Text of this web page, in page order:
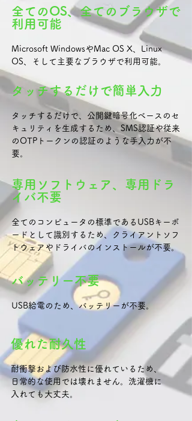
全てのOS、全てのブラウザで
利用可能
Microsoft WindowsやMac OS X、Linux
OS、そして主要なブラウザで利用可能。
タッチするだけで簡単入力
タッチするだけで、公開鍵暗号化ベースのセ
キュリティを生成するため、SMS認証や従来
のOTPトークンの認証のような手入力が不
要。
専用ソフトウェア、専用ドラ
イバ不要
全てのコンピュータの標準であるUSBキーボ
ードとして識別するため、クライアントソフ
トウェアやドライバのインストールが不要。
バッテリー不要
USB給電のため、バッテリーが不要。
優れた耐久性
耐衝撃および防水性に優れているため、
日常的な使用では壊れません。洗濯機に
入れても大丈夫。